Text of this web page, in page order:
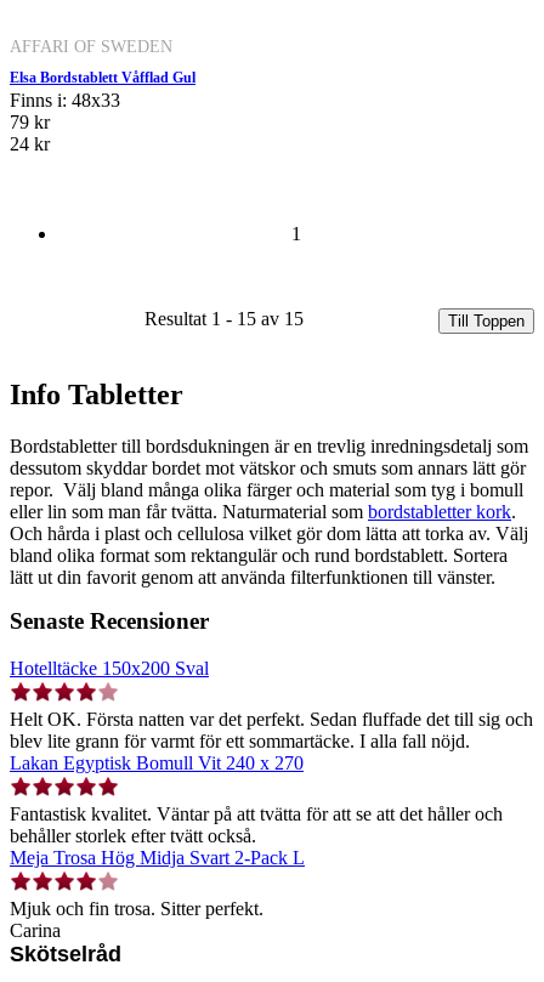
AFFARI OF SWEDEN
Elsa Bordstablett Våfflad Gul
Finns i: 48x33
79 kr
24 kr
1
Resultat 1 - 15 av 15 Till Toppen
Info Tabletter
Bordstabletter till bordsdukningen är en trevlig inredningsdetalj som
dessutom skyddar bordet mot vätskor och smuts som annars lätt gör
repor. Välj bland många olika färger och material som tyg i bomull
eller lin som man får tvätta. Naturmaterial som bordstabletter kork.
Och hårda i plast och cellulosa vilket gör dom lätta att torka av. Välj
bland olika format som rektangulär och rund bordstablett. Sortera
lätt ut din favorit genom att använda filterfunktionen till vänster.
Senaste Recensioner
Hotelltäcke 150x200 Sval
Helt OK. Första natten var det perfekt. Sedan fluffade det till sig och
blev lite grann för varmt för ett sommartäcke. I alla fall nöjd.
Lakan Egyptisk Bomull Vit 240 x 270
Fantastisk kvalitet. Väntar på att tvätta för att se att det håller och
behåller storlek efter tvätt också.
Meja Trosa Hög Midja Svart 2-Pack L
Mjuk och fin trosa. Sitter perfekt.
Carina
Skötselråd